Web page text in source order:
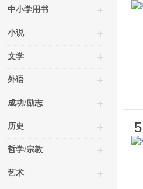
中小学用书
小说
文学
外语
成功/励志
历史
哲学/宗教
艺术